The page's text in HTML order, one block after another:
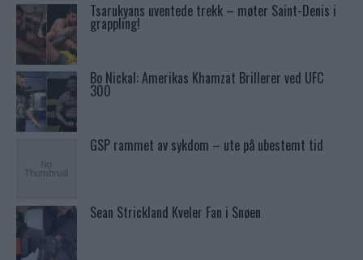
Tsarukyans uventede trekk – møter Saint-Denis i
grappling!
Bo Nickal: Amerikas Khamzat Brillerer ved UFC
300
GSP rammet av sykdom – ute på ubestemt tid
Sean Strickland Kveler Fan i Snøen